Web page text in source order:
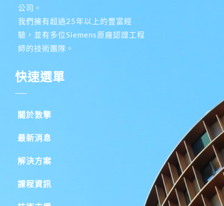
公司。
我們擁有超過25年以上的豐富經
驗，並有多位Siemens原廠認證工程
師的技術團隊。
快速選單
關於敦擎
最新消息
解決方案
課程資訊